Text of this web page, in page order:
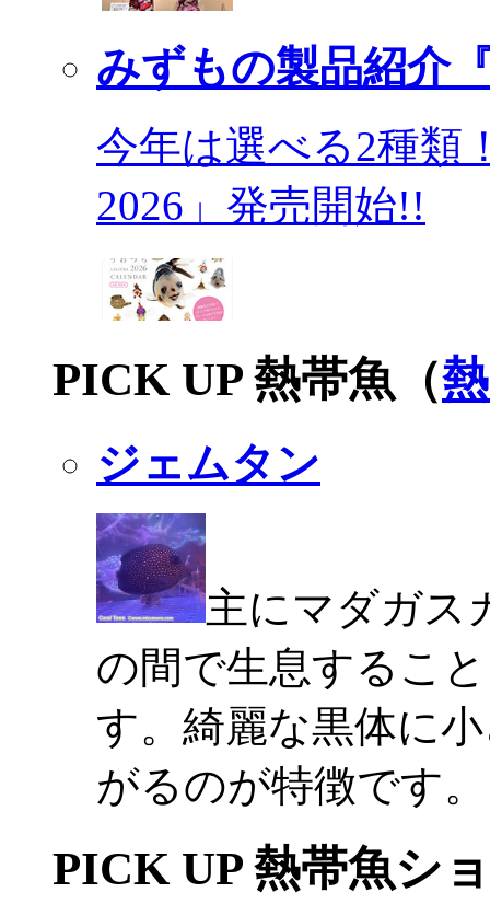
みずもの製品紹介
今年は選べる2種類
2026」発売開始!!
PICK UP 熱帯魚（
ジェムタン
主にマダガス
の間で生息するこ
す。綺麗な黒体に
がるのが特徴です。
PICK UP 熱帯魚シ